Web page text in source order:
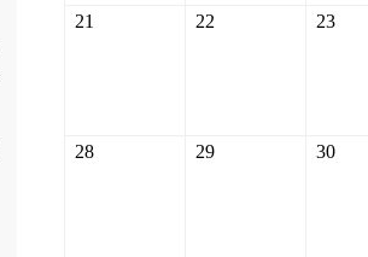
21 22 23
28 29 30